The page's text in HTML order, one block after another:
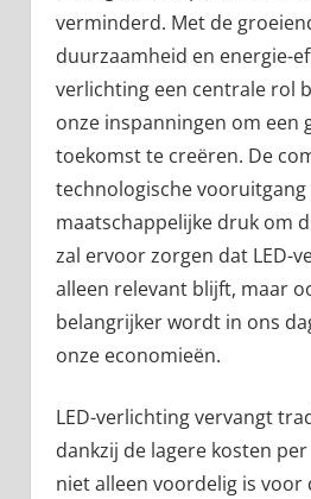
verminderd. Met de
duurzaamheid en energie-
verlichting een centrale rol
onze inspanningen om een
toekomst te creëren. De
technologische vooruitgang
maatschappelijke druk om
zal ervoor zorgen dat LED-
alleen relevant blijft, maar
belangrijker wordt in ons
onze economieën.
LED-verlichting vervangt
dankzij de lagere kosten
niet alleen voordelig is